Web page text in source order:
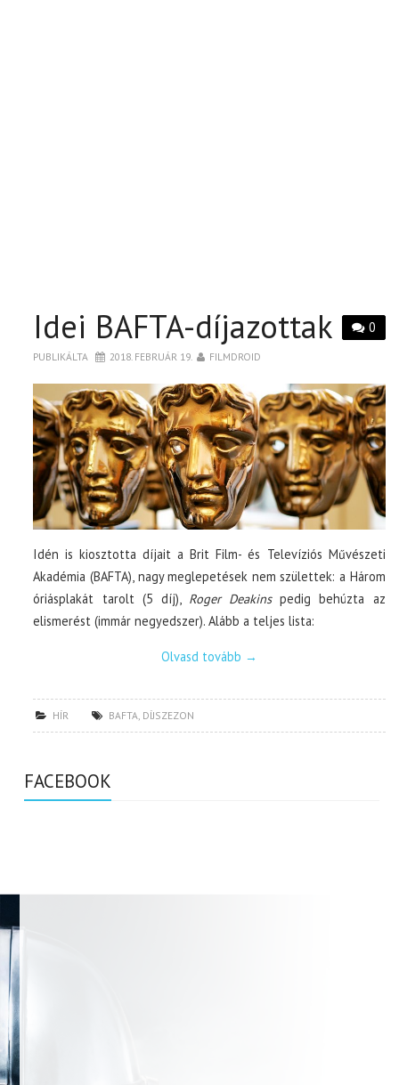
0
Idei BAFTA-díjazottak
PUBLIKÁLTA 2018. FEBRUÁR 19. FILMDROID
Idén is kiosztotta díjait a Brit Film- és Televíziós Művészeti
Akadémia (BAFTA), nagy meglepetések nem születtek: a Három
óriásplakát tarolt (5 díj), Roger Deakinspedig behúzta az
elismerést (immár negyedszer). Alább a teljes lista:
Olvasd tovább →
HÍR BAFTA, DÍJSZEZON
FACEBOOK